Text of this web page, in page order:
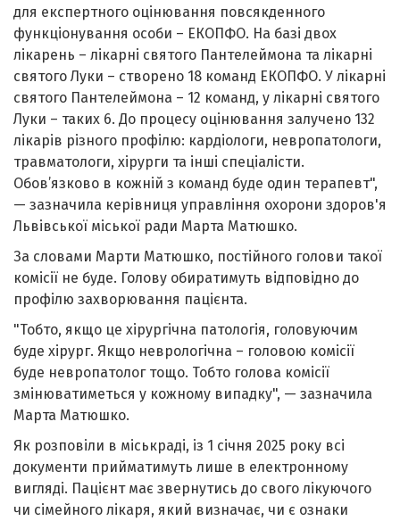
для експертного оцінювання повсякденного
функціонування особи – ЕКОПФО. На базі двох
лікарень – лікарні святого Пантелеймона та лікарні
святого Луки – створено 18 команд ЕКОПФО. У лікарні
святого Пантелеймона – 12 команд, у лікарні святого
Луки – таких 6. До процесу оцінювання залучено 132
лікарів різного профілю: кардіологи, невропатологи,
травматологи, хірурги та інші спеціалісти.
Обов’язково в кожній з команд буде один терапевт",
— зазначила керівниця управління охорони здоров'я
Львівської міської ради Марта Матюшко.
За словами Марти Матюшко, постійного голови такої
комісії не буде. Голову обиратимуть відповідно до
профілю захворювання пацієнта.
"Тобто, якщо це хірургічна патологія, головуючим
буде хірург. Якщо неврологічна – головою комісії
буде невропатолог тощо. Тобто голова комісії
змінюватиметься у кожному випадку", — зазначила
Марта Матюшко.
Як розповіли в міськраді, із 1 січня 2025 року всі
документи прийматимуть лише в електронному
вигляді. Пацієнт має звернутись до свого лікуючого
чи сімейного лікаря, який визначає, чи є ознаки